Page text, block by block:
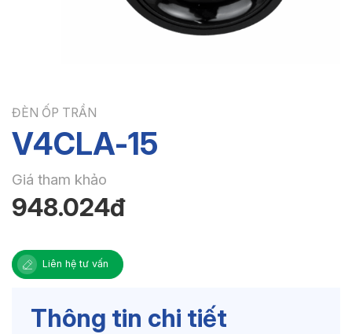
ĐÈN ỐP TRẦN
V4CLA-15
Giá tham khảo
948.024đ
Liên hệ tư vấn
Thông tin chi tiết